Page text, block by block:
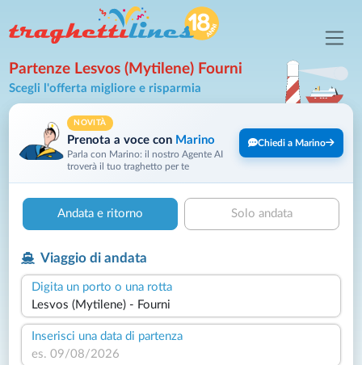
Partenze Lesvos (Mytilene) Fourni
Scegli l'offerta migliore e risparmia
NOVITÀ
Prenota a voce con Marino
Parla con Marino: il nostro Agente AI
troverà il tuo traghetto per te
Chiedi a Marino
Andata e ritorno Solo andata
Viaggio di andata
Digita un porto o una rotta
Inserisci una data di partenza